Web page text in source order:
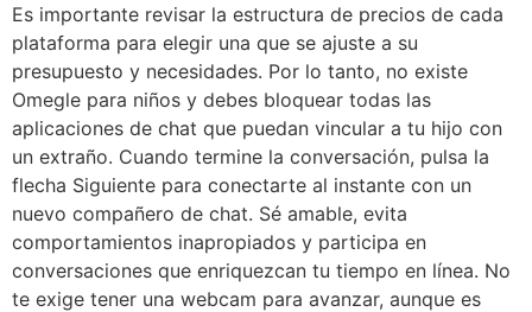
Es importante revisar la estructura de precios de cada
plataforma para elegir una que se ajuste a su
presupuesto y necesidades. Por lo tanto, no existe
Omegle para niños y debes bloquear todas las
aplicaciones de chat que puedan vincular a tu hijo con
un extraño. Cuando termine la conversación, pulsa la
flecha Siguiente para conectarte al instante con un
nuevo compañero de chat. Sé amable, evita
comportamientos inapropiados y participa en
conversaciones que enriquezcan tu tiempo en línea. No
te exige tener una webcam para avanzar, aunque es